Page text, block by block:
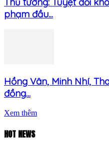
phạm đầu...
Hồng Vân, Minh Nhí,
đồng...
Xem thêm
HOT NEWS